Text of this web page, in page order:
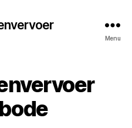
Menu